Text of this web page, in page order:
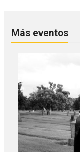
Más eventos